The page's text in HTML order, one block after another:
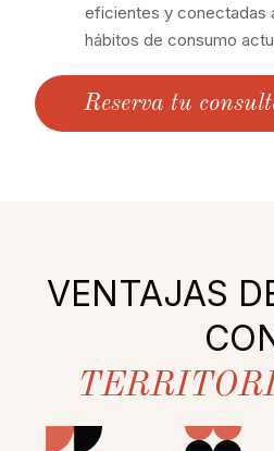
eficientes y conectadas
hábitos de consumo
Reserva tu
VENTAJAS